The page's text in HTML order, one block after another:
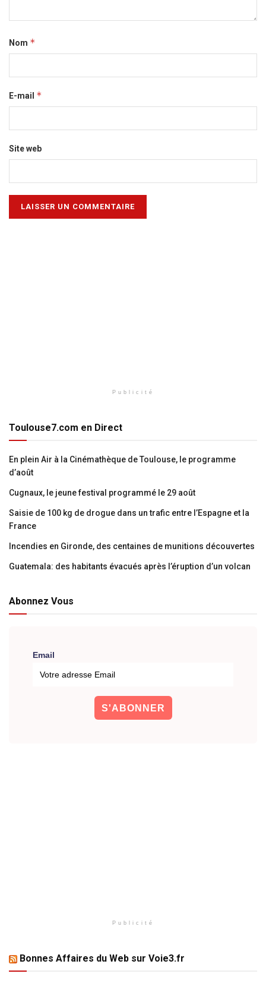
Nom *
E-mail *
Site web
Publicité
Toulouse7.com en Direct
En plein Air à la Cinémathèque de Toulouse, le programme
d’août
Cugnaux, le jeune festival programmé le 29 août
Saisie de 100 kg de drogue dans un trafic entre l’Espagne et la
France
Incendies en Gironde, des centaines de munitions découvertes
Guatemala: des habitants évacués après l’éruption d’un volcan
Abonnez Vous
Email
Publicité
Bonnes Affaires du Web sur Voie3.fr